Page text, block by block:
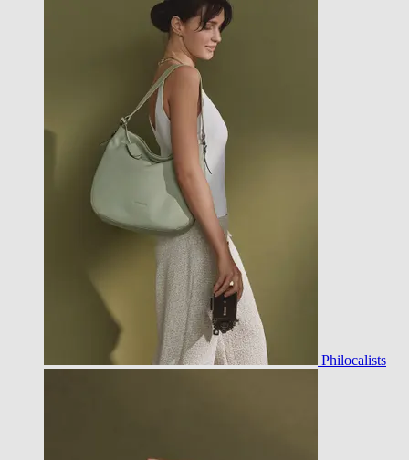
Philocalists